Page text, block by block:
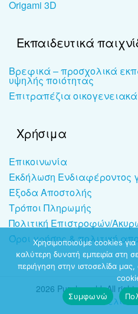
Origami 3D
Εκπαιδευτικά
Βρεφικά – προσχολικά
υψηλής ποιότητας
Επιτραπέζια
Χρήσιμα
Επικοινωνία
Εκδήλωση Ενδιαφέροντος
Έξοδα Αποστολής
Τρόποι Πληρωμής
Πολιτική Επιστροφών/
Όροι χρήσης & πολιτική
2026 Puzzleworld. All
Χρησιμοποιούμε cookies
καλύτερη δυνατή εμπειρία στη
περιήγηση στην ιστοσελίδα
Συμφωνώ